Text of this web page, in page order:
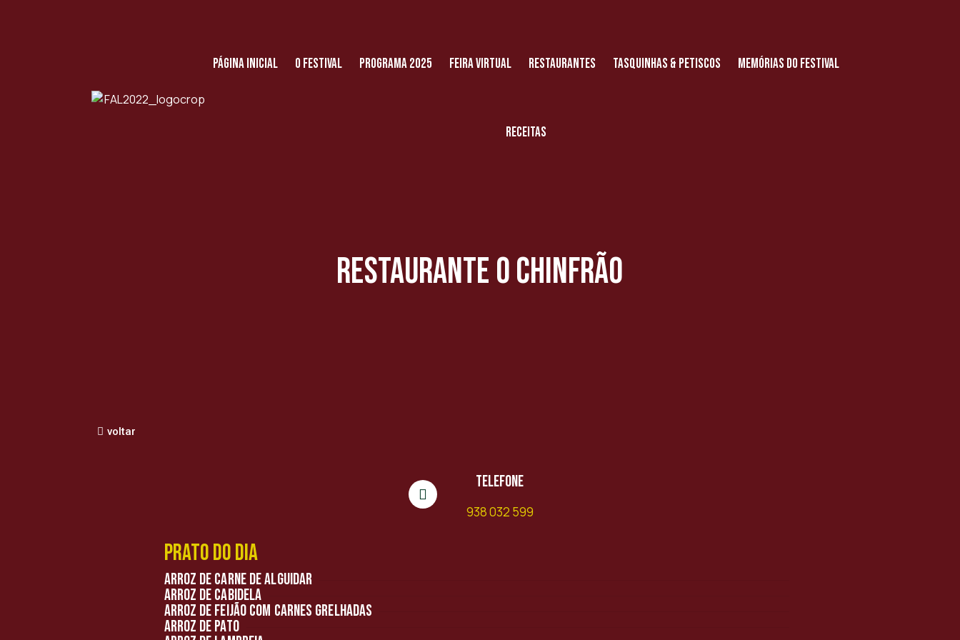
Página Inicial O Festival Programa 2025 Feira Virtual Restaurantes Tasquinhas & Petiscos Memórias do Festival
Receitas
Restaurante O Chinfrão
voltar
Telefone
938 032 599
Prato do dia
Arroz de carne de alguidar
Arroz de cabidela
Arroz de feijão com carnes grelhadas
Arroz de pato